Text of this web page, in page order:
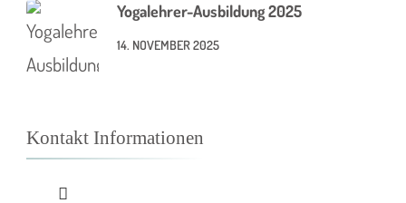
Yogalehrer-Ausbildung 2025
14. NOVEMBER 2025
Kontakt Informationen